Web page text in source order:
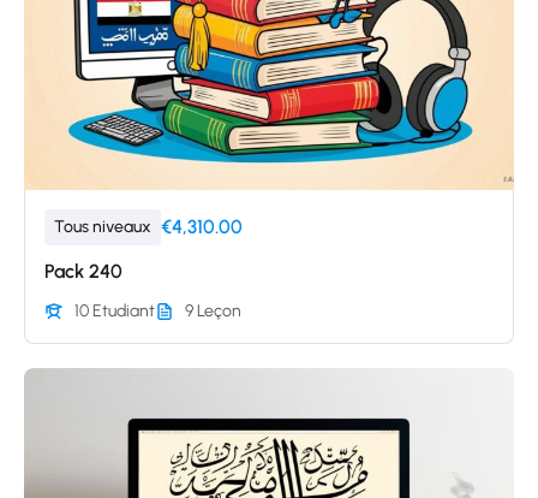
Tous niveaux €4,310.00
Pack 240
10 Etudiant 9 Leçon